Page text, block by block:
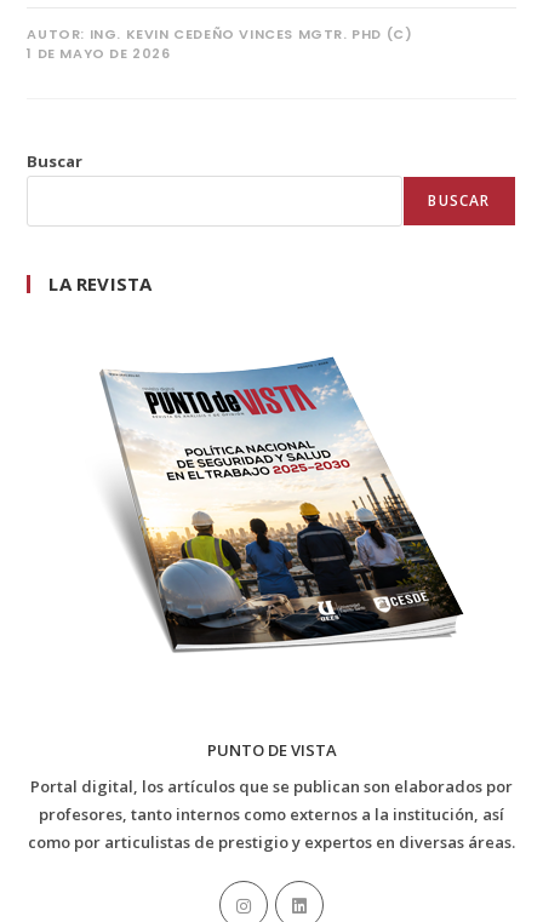
AUTOR: ING. KEVIN CEDEÑO VINCES MGTR. PHD (C)
1 DE MAYO DE 2026
Buscar
BUSCAR
LA REVISTA
PUNTO DE VISTA
Portal digital, los artículos que se publican son elaborados por
profesores, tanto internos como externos a la institución, así
como por articulistas de prestigio y expertos en diversas áreas.